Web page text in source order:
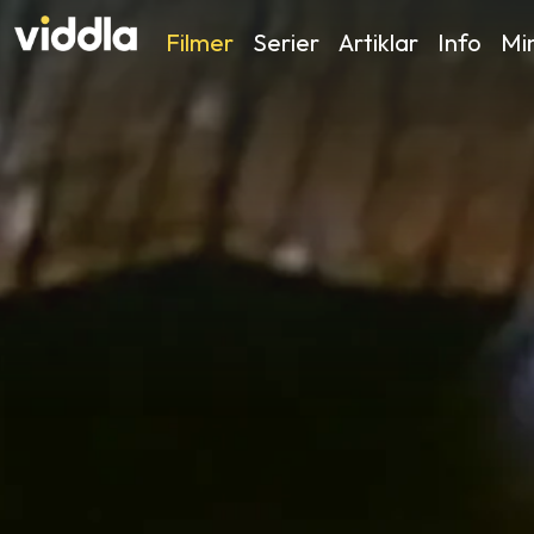
Filmer Serier Artiklar Info